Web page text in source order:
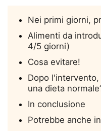
Nei primi giorni,
Alimenti da
4/5 giorni)
Cosa evitare!
Dopo
una dieta
In conclusione
Potrebbe anche